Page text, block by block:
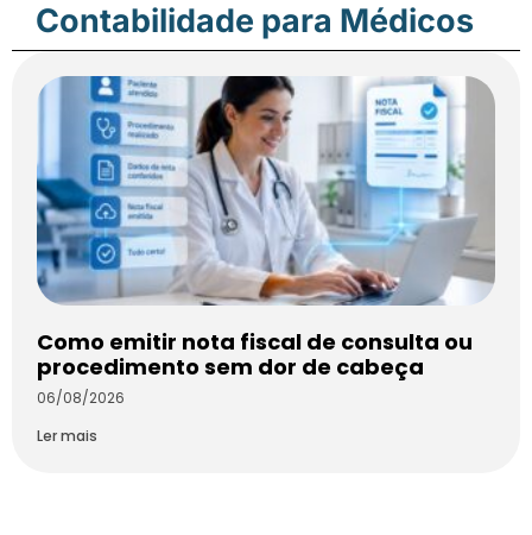
Contabilidade para Médicos
Como emitir nota fiscal de consulta ou
procedimento sem dor de cabeça
06/08/2026
Ler mais